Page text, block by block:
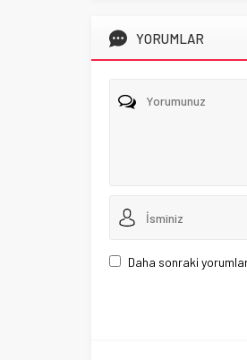
YORUMLAR
Daha sonraki